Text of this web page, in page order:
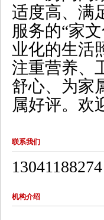
适度高、满
服务的“家
业化的生活
注重营养、
舒心、为家
属好评。欢
联系我们
13041188274
机构介绍